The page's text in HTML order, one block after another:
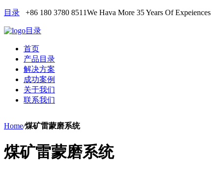
目录 +86 180 3780 8511We Hava More 35 Years Of Expeiences
目录
首页
产品目录
解决方案
成功案例
关于我们
联系我们
Home/煤矿雷蒙磨系统
煤矿雷蒙磨系统